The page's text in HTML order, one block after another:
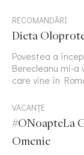
RECOMANDĂRI
Dieta
Povestea a
Berecleanu mi-
care vine în
VACANȚE
#ONoapteLa
Omenie